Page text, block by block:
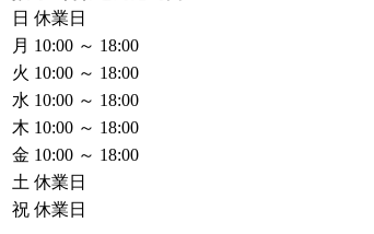
日 休業日
月 10:00 ～ 18:00
火 10:00 ～ 18:00
水 10:00 ～ 18:00
木 10:00 ～ 18:00
金 10:00 ～ 18:00
土 休業日
祝 休業日